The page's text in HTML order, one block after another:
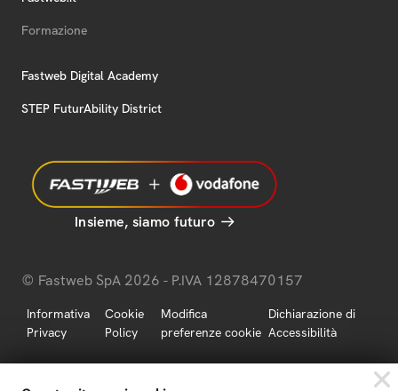
Formazione
Fastweb Digital Academy
STEP FuturAbility District
Insieme, siamo futuro
© Fastweb SpA 2026 - P.IVA 12878470157
Informativa
Privacy
Cookie
Policy
Modifica
preferenze cookie
Dichiarazione di
Accessibilità